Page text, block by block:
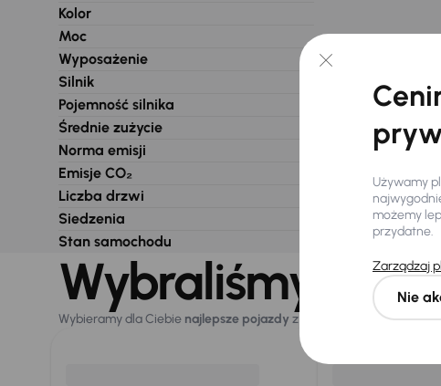
Kolor
Moc
Wyposażenie
Silnik
Pojemność silnika
Średnie zużycie
Norma emisji
Emisje CO₂
Liczba drzwi
Siedzenia
Stan samochodu
Wybraliśmy dla
Wybieramy dla Ciebie najlepsze pojazdy z naszej oferty. Kupimy
Używamy
możemy
przydatne.
Zarządzaj
Nie